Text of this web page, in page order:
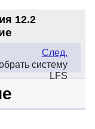
12.2
След.
систему
LFS